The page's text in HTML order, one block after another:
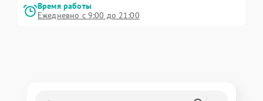
Время работы
Ежедневно с 9:00 до 21:00